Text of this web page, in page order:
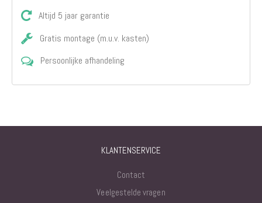
Altijd 5 jaar garantie
Gratis montage (m.u.v. kasten)
Persoonlijke afhandeling
KLANTENSERVICE
Contact
Veelgestelde vragen